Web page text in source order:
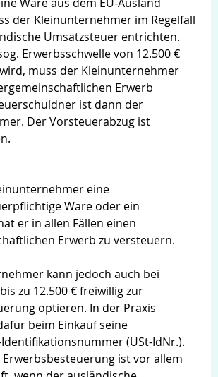
der Kleinunternehmer im Regelfall
Umsatzsteuer entrichten.
Erwerbsschwelle von 12.500 €
muss der Kleinunternehmer
Erwerb
ist dann der
Der Vorsteuerabzug ist
eine
Ware oder ein
er in allen Fällen einen
Erwerb zu versteuern.
kann jedoch auch bei
zu 12.500 € freiwillig zur
optieren. In der Praxis
beim Einkauf seine
(USt-IdNr.).
ist vor allem